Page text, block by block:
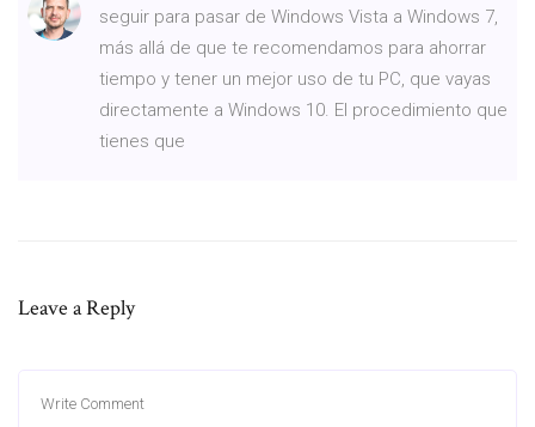
seguir para pasar de Windows Vista a Windows 7,
más allá de que te recomendamos para ahorrar
tiempo y tener un mejor uso de tu PC, que vayas
directamente a Windows 10. El procedimiento que
tienes que
Leave a Reply